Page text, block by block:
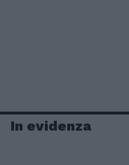
In evidenza